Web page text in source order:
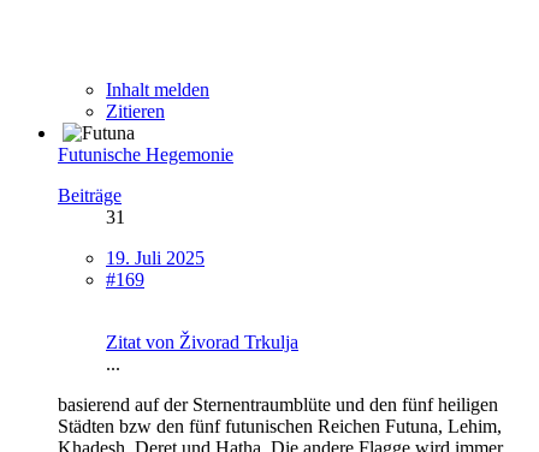
Inhalt melden
Zitieren
Futunische Hegemonie
Beiträge
31
19. Juli 2025
#169
Zitat von Živorad Trkulja
...
basierend auf der Sternentraumblüte und den fünf heiligen
Städten bzw den fünf futunischen Reichen Futuna, Lehim,